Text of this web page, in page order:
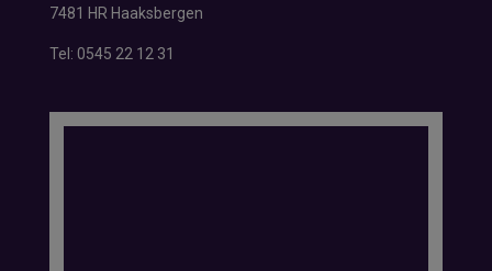
7481 HR Haaksbergen
Tel: 0545 22 12 31